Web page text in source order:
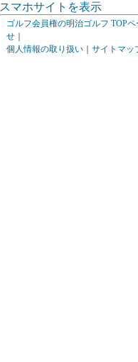
スマホサイトを表示
ゴルフ会員権の明治ゴルフ TOPペ
せ
個人情報の取り扱い
サイトマッ